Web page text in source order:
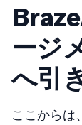
ージ
へ引
ここから